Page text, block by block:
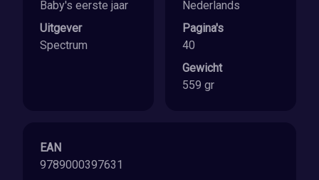
Baby's eerste jaar
Uitgever
Spectrum
Nederlands
Pagina's
40
Gewicht
559 gr
EAN
9789000397631